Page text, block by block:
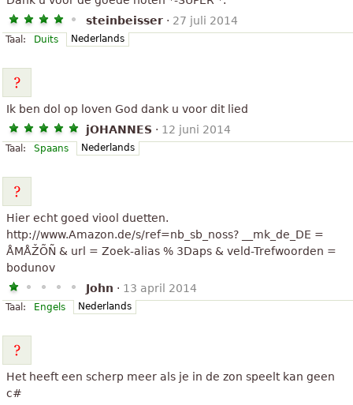
steinbeisser · 27 juli 2014
Taal: Duits Nederlands
Ik ben dol op loven God dank u voor dit lied
jOHANNES · 12 juni 2014
Taal: Spaans Nederlands
Hier echt goed viool duetten.
http://www.Amazon.de/s/ref=nb_sb_noss? __mk_de_DE =
ÅMÅŽÕÑ & url = Zoek-alias % 3Daps & veld-Trefwoorden =
bodunov
John · 13 april 2014
Taal: Engels Nederlands
Het heeft een scherp meer als je in de zon speelt kan geen
c#